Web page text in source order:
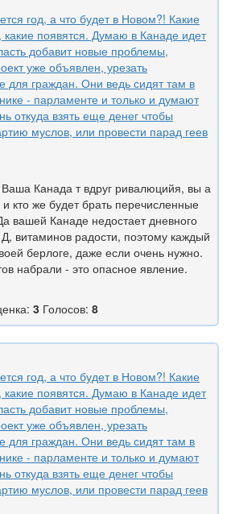
год, а что будет в Новом?! Какие
появятся. Думаю в Канаде идет
добавит новые проблемы,
уже объявлен, урезать
для граждан. Они ведь сидят там в
- парламенте и только и думают
откуда взять еще денег чтобы
муслов, или провести парад геев
Канада т вдруг ривалюцийя, вы а
кто же будет брать перечисленные
вашей Канаде недостает дневного
витаминов радости, поэтому каждый
берлоге, даже если очень нужно.
набрали - это опасное явление.
3 Голосов: 8
год, а что будет в Новом?! Какие
появятся. Думаю в Канаде идет
добавит новые проблемы,
уже объявлен, урезать
для граждан. Они ведь сидят там в
- парламенте и только и думают
откуда взять еще денег чтобы
муслов, или провести парад геев